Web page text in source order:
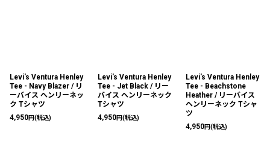
Levi's Ventura Henley
Tee - Navy Blazer / リ
ーバイス ヘンリーネッ
ク Tシャツ
4,950円(税込)
Levi's Ventura Henley
Tee - Jet Black / リー
バイス ヘンリーネック
Tシャツ
4,950円(税込)
Levi's Ventura Henley
Tee - Beachstone
Heather / リーバイス
ヘンリーネック Tシャ
ツ
4,950円(税込)